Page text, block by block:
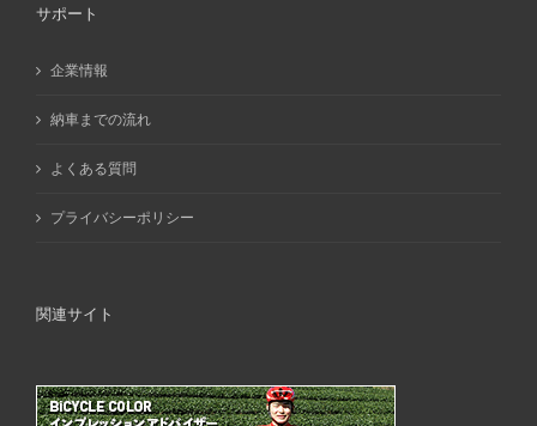
サポート
企業情報
納車までの流れ
よくある質問
プライバシーポリシー
関連サイト